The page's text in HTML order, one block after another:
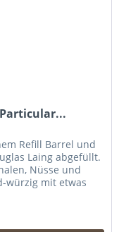
Refill Barrel und
Laing abgefüllt.
Nüsse und
würzig mit etwas